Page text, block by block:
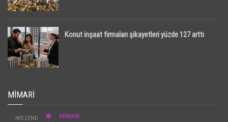
Konut inşaat firmaları şikayetleri yüzde 127 arttı
MIMARI
NIS 22ND
MİMARİ